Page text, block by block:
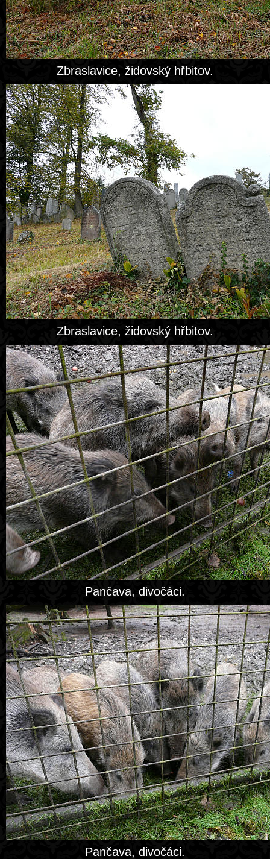
Zbraslavice, židovský hřbitov.
Zbraslavice, židovský hřbitov.
Pančava, divočáci.
Pančava, divočáci.